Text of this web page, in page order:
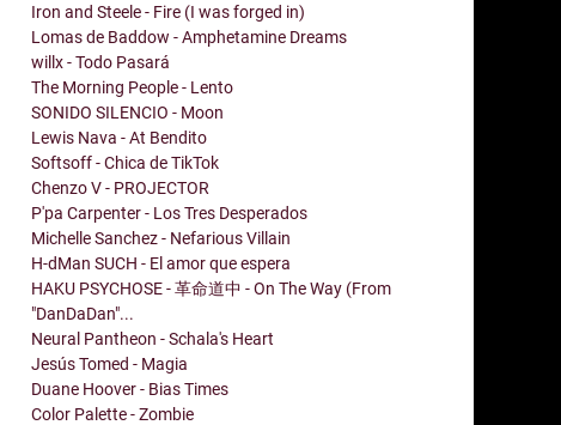
Iron and Steele - Fire (I was forged in)
Lomas de Baddow - Amphetamine Dreams
willx - Todo Pasará
The Morning People - Lento
SONIDO SILENCIO - Moon
Lewis Nava - At Bendito
Softsoff - Chica de TikTok
Chenzo V - PROJECTOR
P'pa Carpenter - Los Tres Desperados
Michelle Sanchez - Nefarious Villain
H-dMan SUCH - El amor que espera
HAKU PSYCHOSE - 革命道中 - On The Way (From
"DanDaDan"...
Neural Pantheon - Schala's Heart
Jesús Tomed - Magia
Duane Hoover - Bias Times
Color Palette - Zombie